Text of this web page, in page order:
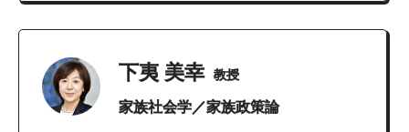
下夷 美幸 教授
家族社会学／家族政策論